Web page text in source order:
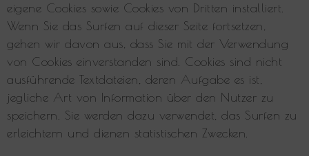
eigene Cookies sowie Cookies von Dritten installiert.
Wenn Sie das Surfen auf dieser Seite fortsetzen,
gehen wir davon aus, dass Sie mit der Verwendung
von Cookies einverstanden sind. Cookies sind nicht
ausführende Textdateien, deren Aufgabe es ist,
jegliche Art von Information über den Nutzer zu
speichern. Sie werden dazu verwendet, das Surfen zu
erleichtern und dienen statistischen Zwecken.